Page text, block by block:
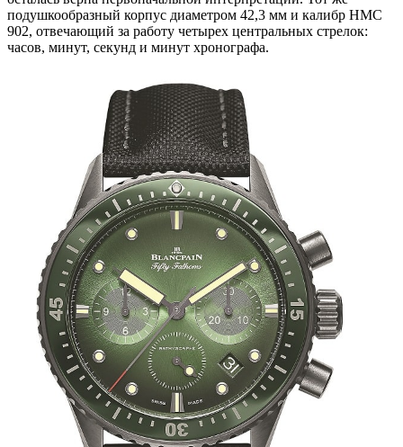
подушкообразный корпус диаметром 42,3 мм и калибр HMC
902, отвечающий за работу четырех центральных стрелок:
часов, минут, секунд и минут хронографа.